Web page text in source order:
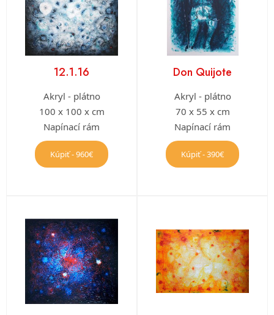
12.1.16
Akryl - plátno
100 x 100 x cm
Napínací rám
Kúpiť - 960€
Don Quijote
Akryl - plátno
70 x 55 x cm
Napínací rám
Kúpiť - 390€